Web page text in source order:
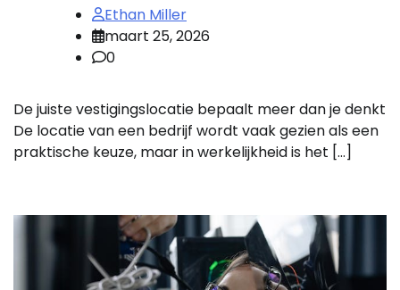
Ethan Miller
maart 25, 2026
0
De juiste vestigingslocatie bepaalt meer dan je denkt
De locatie van een bedrijf wordt vaak gezien als een
praktische keuze, maar in werkelijkheid is het […]